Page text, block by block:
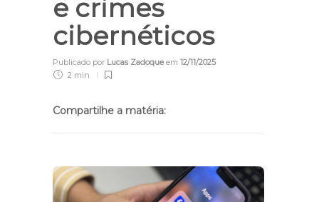
e crimes
cibernéticos
Publicado por Lucas Zadoqueem 12/11/2025
2 min
Compartilhe a matéria: